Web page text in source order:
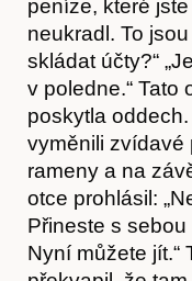
peníze, které jste
neukradl. To
skládat účty?“
v poledne.“ Tato
poskytla
vyměnili zvídavé
rameny a na
otce prohlásil:
Přineste s
Nyní můžete jít.“